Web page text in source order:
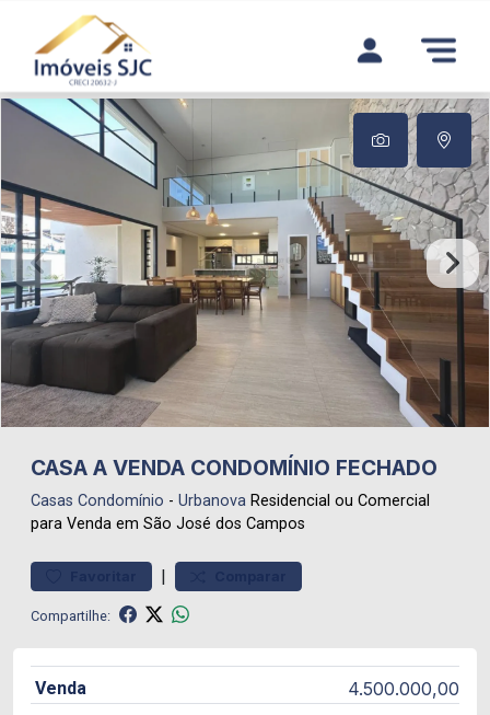
CASA A VENDA CONDOMÍNIO FECHADO
Casas Condomínio - Urbanova Residencial ou Comercial
para Venda em São José dos Campos
|
Compartilhe:
Venda 4.500.000,00